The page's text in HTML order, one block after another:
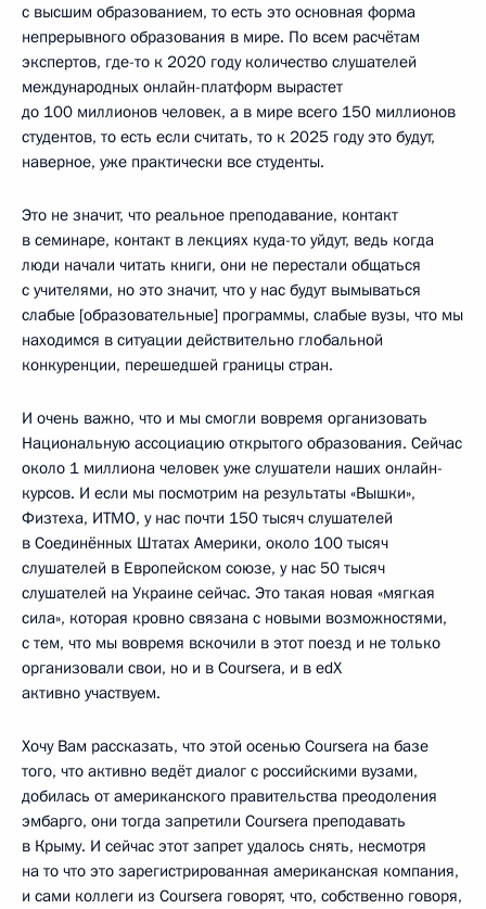
с высшим образованием, то есть это основная форма
непрерывного образования в мире. По всем расчётам
экспертов, где-то к 2020 году количество слушателей
международных онлайн-платформ вырастет
до 100 миллионов человек, а в мире всего 150 миллионов
студентов, то есть если считать, то к 2025 году это будут,
наверное, уже практически все студенты.
Это не значит, что реальное преподавание, контакт
в семинаре, контакт в лекциях куда-то уйдут, ведь когда
люди начали читать книги, они не перестали общаться
с учителями, но это значит, что у нас будут вымываться
слабые [образовательные] программы, слабые вузы, что мы
находимся в ситуации действительно глобальной
конкуренции, перешедшей границы стран.
И очень важно, что и мы смогли вовремя организовать
Национальную ассоциацию открытого образования. Сейчас
около 1 миллиона человек уже слушатели наших онлайн-
курсов. И если мы посмотрим на результаты «Вышки»,
Физтеха, ИТМО, у нас почти 150 тысяч слушателей
в Соединённых Штатах Америки, около 100 тысяч
слушателей в Европейском союзе, у нас 50 тысяч
слушателей на Украине сейчас. Это такая новая «мягкая
сила», которая кровно связана с новыми возможностями,
с тем, что мы вовремя вскочили в этот поезд и не только
организовали свои, но и в Coursera, и в edX
активно участвуем.
Хочу Вам рассказать, что этой осенью Coursera на базе
того, что активно ведёт диалог с российскими вузами,
добилась от американского правительства преодоления
эмбарго, они тогда запретили Coursera преподавать
в Крыму. И сейчас этот запрет удалось снять, несмотря
на то что это зарегистрированная американская компания,
и сами коллеги из Coursera говорят, что, собственно говоря,